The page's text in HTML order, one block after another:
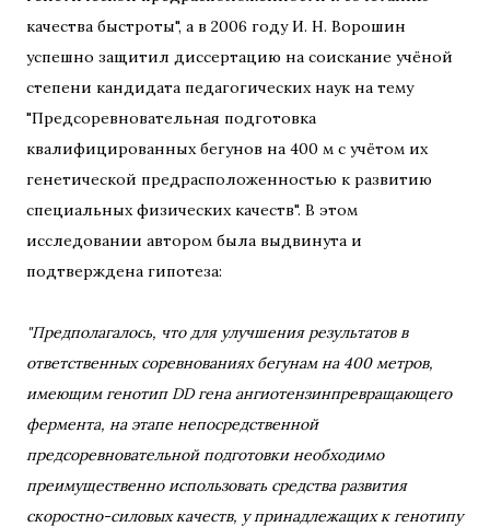
качества быстроты", а в 2006 году И. Н. Ворошин
успешно защитил диссертацию на соискание учёной
степени кандидата педагогических наук на тему
"Предсоревновательная подготовка
квалифицированных бегунов на 400 м с учётом их
генетической предрасположенностью к развитию
специальных физических качеств". В этом
исследовании автором была выдвинута и
подтверждена гипотеза:
"Предполагалось, что для улучшения результатов в
ответственных соревнованиях бегунам на 400 метров,
имеющим генотип DD гена ангиотензинпревращающего
фермента, на этапе непосредственной
предсоревновательной подготовки необходимо
преимущественно использовать средства развития
скоростно-силовых качеств, у принадлежащих к генотипу